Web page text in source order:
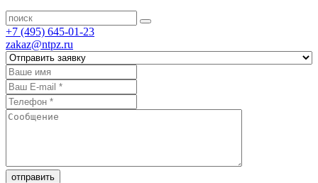
+7 (495) 645-01-23
zakaz@ntpz.ru
отправить